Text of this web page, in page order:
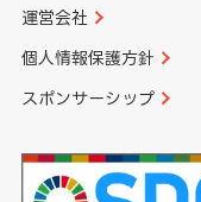
運営会社
個人情報保護方針
スポンサーシップ